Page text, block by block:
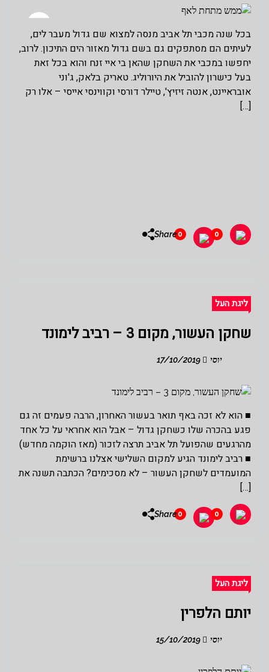
בכל שנה מכבי תל אביב מנסה למצוא שם גדול מעבר לים,
לעיתים הם מסתפקים גם בשם גדול מאזור הים התיכון. לרוב,
יחפשו במכבי את השחקן שהאן בי איי זנח והוא בכל זאת
בעל כישרון להוביל את היורוליג. טאריק בלאק, ג'וני
אובראיינט, אנטה זיזיץ', טיילר דורסי וקווינסי אייסי – אלו רק
[…]
0
0
Share
ליגת העל
שחקן העשור, מקום 3 – רביב לימונד
יוסי
■ הוא לא זכה באף תואר בעשור האחרון, הרבה פעמים זה גם
פגע בהכרה שלו כשחקן גדול – אבל הוא אחראי על כל אחד
מהרגעים שהפועל תל אביב תרצה לזכור (מאז הוקמה מחדש)
■ רביב לימונד הגיע למקום השלישי אצלנו ברשימת
המועמדים לשחקן העשור – לא מסכימים? הכתבה תשנה את
[…]
0
0
Share
ליגת העל
יותם הלפרין
יוסי